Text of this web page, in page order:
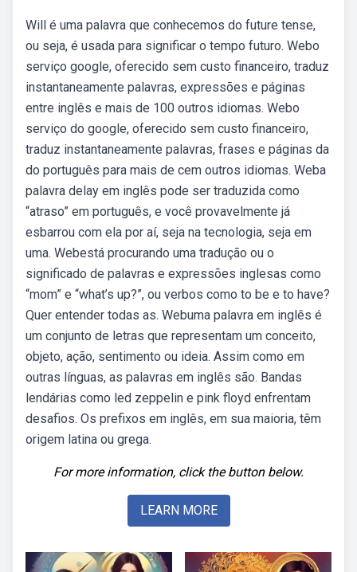
Will é uma palavra que conhecemos do future tense,
ou seja, é usada para significar o tempo futuro. Webo
serviço google, oferecido sem custo financeiro, traduz
instantaneamente palavras, expressões e páginas
entre inglês e mais de 100 outros idiomas. Webo
serviço do google, oferecido sem custo financeiro,
traduz instantaneamente palavras, frases e páginas da
do português para mais de cem outros idiomas. Weba
palavra delay em inglês pode ser traduzida como
“atraso” em português, e você provavelmente já
esbarrou com ela por aí, seja na tecnologia, seja em
uma. Webestá procurando uma tradução ou o
significado de palavras e expressões inglesas como
“mom” e “what’s up?”, ou verbos como to be e to have?
Quer entender todas as. Webuma palavra em inglês é
um conjunto de letras que representam um conceito,
objeto, ação, sentimento ou ideia. Assim como em
outras línguas, as palavras em inglês são. Bandas
lendárias como led zeppelin e pink floyd enfrentam
desafios. Os prefixos em inglês, em sua maioria, têm
origem latina ou grega.
For more information, click the button below.
LEARN MORE